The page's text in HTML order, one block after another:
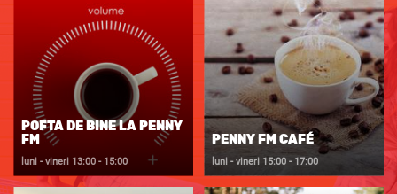
POFTA DE BINE LA PENNY
FM
luni - vineri13:00 - 15:00
PENNY FM CAFÉ
luni - vineri 15:00 - 17:00